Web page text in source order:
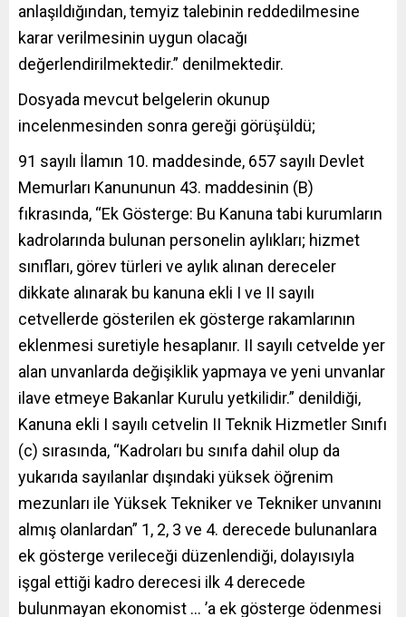
anlaşıldığından, temyiz talebinin reddedilmesine
karar verilmesinin uygun olacağı
değerlendirilmektedir.” denilmektedir.
Dosyada mevcut belgelerin okunup
incelenmesinden sonra gereği görüşüldü;
91 sayılı İlamın 10. maddesinde, 657 sayılı Devlet
Memurları Kanununun 43. maddesinin (B)
fıkrasında, “Ek Gösterge: Bu Kanuna tabi kurumların
kadrolarında bulunan personelin aylıkları; hizmet
sınıfları, görev türleri ve aylık alınan dereceler
dikkate alınarak bu kanuna ekli I ve II sayılı
cetvellerde gösterilen ek gösterge rakamlarının
eklenmesi suretiyle hesaplanır. II sayılı cetvelde yer
alan unvanlarda değişiklik yapmaya ve yeni unvanlar
ilave etmeye Bakanlar Kurulu yetkilidir.” denildiği,
Kanuna ekli I sayılı cetvelin II Teknik Hizmetler Sınıfı
(c) sırasında, “Kadroları bu sınıfa dahil olup da
yukarıda sayılanlar dışındaki yüksek öğrenim
mezunları ile Yüksek Tekniker ve Tekniker unvanını
almış olanlardan” 1, 2, 3 ve 4. derecede bulunanlara
ek gösterge verileceği düzenlendiği, dolayısıyla
işgal ettiği kadro derecesi ilk 4 derecede
bulunmayan ekonomist … ’a ek gösterge ödenmesi